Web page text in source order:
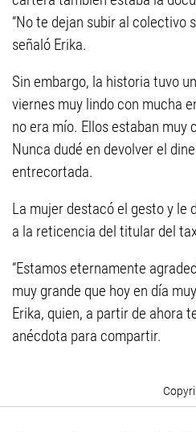
“No te dejan subir al colectivo
señaló Erika.
Sin embargo, la historia tuvo
viernes muy lindo con mucha
no era mío. Ellos estaban muy
Nunca dudé en devolver el
entrecortada.
La mujer destacó el gesto y le
a la reticencia del titular del
“Estamos eternamente
muy grande que hoy en día
Erika, quien, a partir de ahora
anécdota para compartir.